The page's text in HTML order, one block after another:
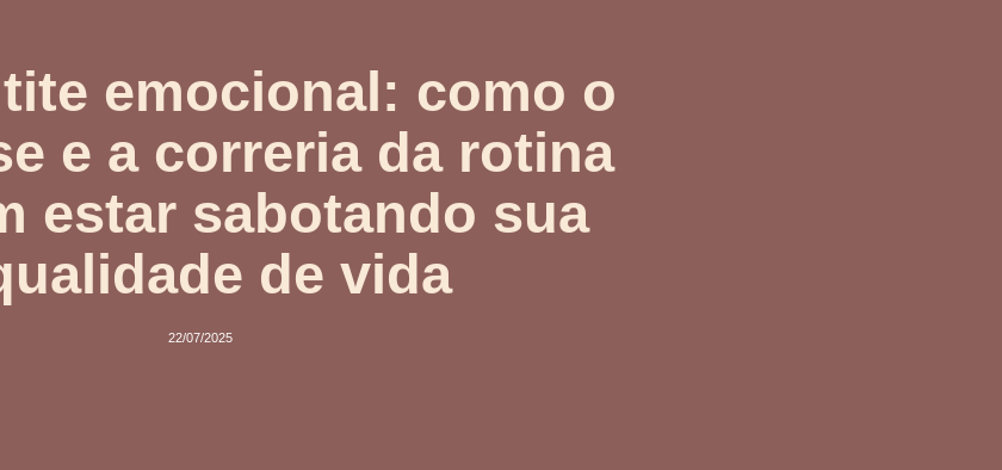
emocional: como o
e a correria da rotina
estar sabotando sua
de vida
22/07/2025